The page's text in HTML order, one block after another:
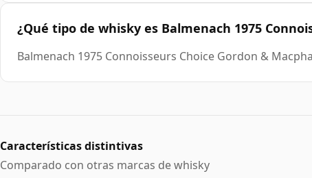
¿Qué tipo de whisky es Balmenach 1975
Balmenach 1975 Connoisseurs Choice Gordon &
Características distintivas
Comparado con otras marcas de whisky